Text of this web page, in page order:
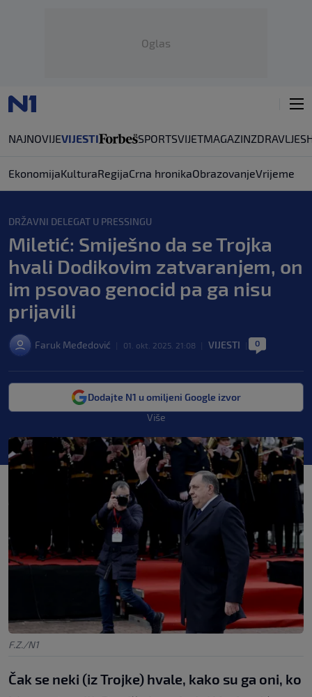
Oglas
NAJNOVIJEVIJESTI SPORTSVIJETMAGAZINZDRAVLJE
EkonomijaKulturaRegijaCrna hronikaObrazovanjeVrijeme
DRŽAVNI DELEGAT U PRESSINGU
Miletić: Smiješno da se Trojka
hvali Dodikovim zatvaranjem, on
im psovao genocid pa ga nisu
prijavili
Faruk Međedović 01. okt. 2025. 21:08 VIJESTI 0
Dodajte N1 u omiljeni Google izvor
Više
F.Z./N1
Čak se neki (iz Trojke) hvale, kako su ga oni, ko